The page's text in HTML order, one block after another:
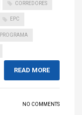
CORREDORES
EPC
PROGRAMA
READ MORE
NO COMMENTS